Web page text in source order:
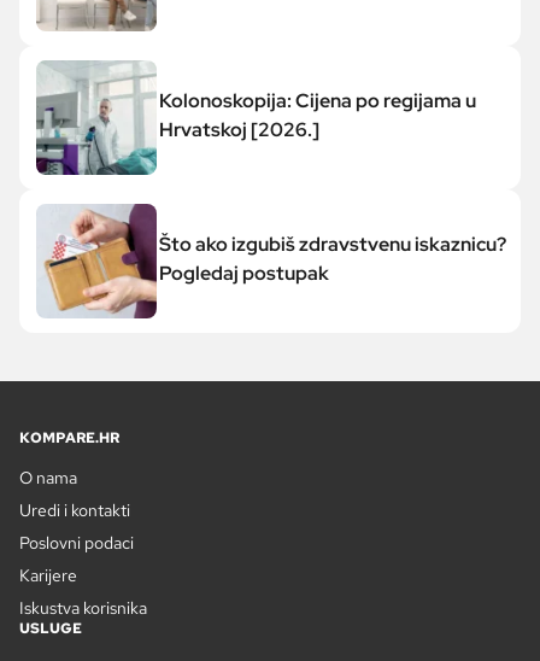
Kolonoskopija: Cijena po regijama u
Hrvatskoj [2026.]
Što ako izgubiš zdravstvenu iskaznicu?
Pogledaj postupak
KOMPARE.HR
O nama
Uredi i kontakti
Poslovni podaci
Karijere
Iskustva korisnika
USLUGE